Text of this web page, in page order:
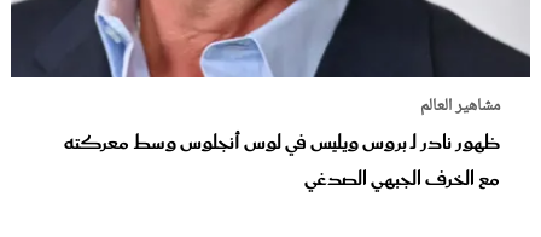
مشاهير العالم
ظهور نادر لـ بروس ويليس في لوس أنجلوس وسط معركته
مع الخرف الجبهي الصدغي